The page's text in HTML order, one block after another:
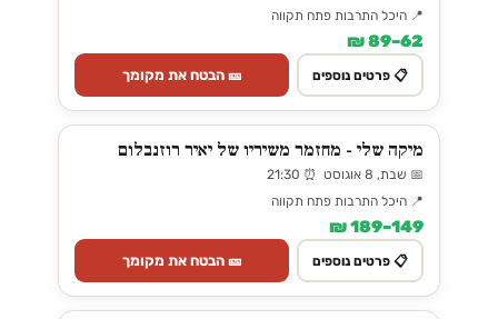
📍 היכל התרבות פתח תקווה
62–89 ₪
📋 פרטים נוספים 🎫 הבטח את מקומך
מיקה שלי - מחזמר משיריו של יאיר רוזנבלום
📅 שבת, 8 אוגוסט ⏰ 21:30
📍 היכל התרבות פתח תקווה
149–189 ₪
📋 פרטים נוספים 🎫 הבטח את מקומך